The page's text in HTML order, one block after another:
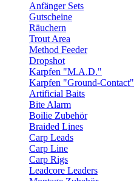
Anfänger Sets
Gutscheine
Räuchern
Trout Area
Method Feeder
Dropshot
Karpfen "M.A.D."
Karpfen "Ground-Contact"
Artificial Baits
Bite Alarm
Boilie Zubehör
Braided Lines
Carp Leads
Carp Line
Carp Rigs
Leadcore Leaders